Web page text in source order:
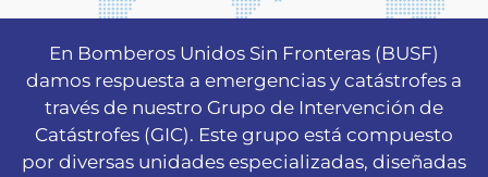
En Bomberos Unidos Sin Fronteras (BUSF)
damos respuesta a emergencias y catástrofes a
través de nuestro Grupo de Intervención de
Catástrofes (GIC). Este grupo está compuesto
por diversas unidades especializadas, diseñadas